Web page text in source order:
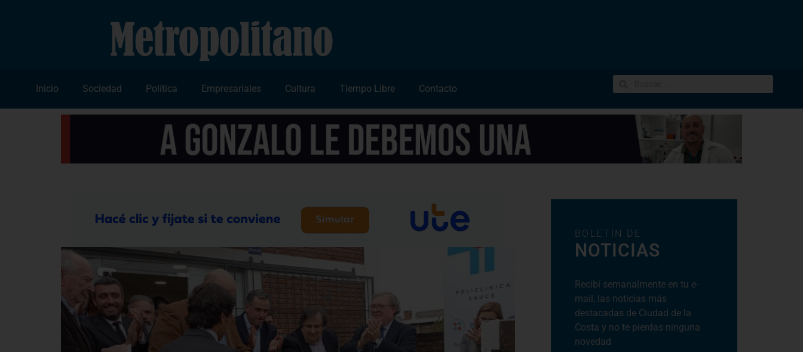
Inicio Sociedad Política Empresariales Cultura Tiempo Libre Contacto
BOLETÍN DE
NOTICIAS
Recibí semanalmente en tu e-
mail, las noticias más
destacadas de Ciudad de la
Costa y no te pierdas ninguna
novedad